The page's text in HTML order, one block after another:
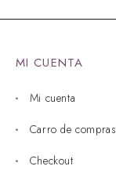
MI CUENTA
Mi cuenta
Carro de compras
Checkout